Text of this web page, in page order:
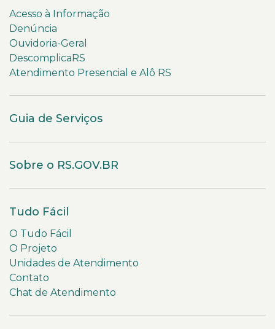
Acesso à Informação
Denúncia
Ouvidoria-Geral
DescomplicaRS
Atendimento Presencial e Alô RS
Guia de Serviços
Sobre o RS.GOV.BR
Tudo Fácil
O Tudo Fácil
O Projeto
Unidades de Atendimento
Contato
Chat de Atendimento